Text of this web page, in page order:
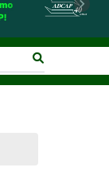
Next